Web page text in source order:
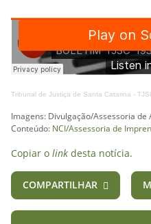
Tribunal de Justiça de Santa Catarina -
Imagens: Divulgação/Assessoria de
Conteúdo: NCI/Assessoria de
Copiar o link desta notícia.
COMPARTILHAR